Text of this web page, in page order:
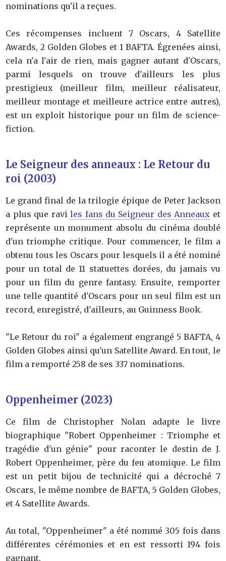
nominations qu'il a reçues.
Ces récompenses incluent 7 Oscars, 4 Satellite
Awards, 2 Golden Globes et 1 BAFTA. Égrenées ainsi,
cela n'a l'air de rien, mais gagner autant d'Oscars,
parmi lesquels on trouve d'ailleurs les plus
prestigieux (meilleur film, meilleur réalisateur,
meilleur montage et meilleure actrice entre autres),
est un exploit historique pour un film de science-
fiction.
Le Seigneur des anneaux : Le Retour du
roi (2003)
Le grand final de la trilogie épique de Peter Jackson
a plus que raviles fans du Seigneur des Anneaux et
représente un monument absolu du cinéma doublé
d'un triomphe critique. Pour commencer, le film a
obtenu tous les Oscars pour lesquels il a été nominé
pour un total de 11 statuettes dorées, du jamais vu
pour un film du genre fantasy. Ensuite, remporter
une telle quantité d'Oscars pour un seul film est un
record, enregistré, d'ailleurs, au Guinness Book.
"Le Retour du roi" a également engrangé 5 BAFTA, 4
Golden Globes ainsi qu'un Satellite Award. En tout, le
film a remporté 258 de ses 337 nominations.
Oppenheimer (2023)
Ce film de Christopher Nolan adapte le livre
biographique "Robert Oppenheimer : Triomphe et
tragédie d'un génie" pour raconter le destin de J.
Robert Oppenheimer, père du feu atomique. Le film
est un petit bijou de technicité qui a décroché 7
Oscars, le même nombre de BAFTA, 5 Golden Globes,
et 4 Satellite Awards.
Au total, "Oppenheimer" a été nommé 305 fois dans
différentes cérémonies et en est ressorti 194 fois
gagnant.